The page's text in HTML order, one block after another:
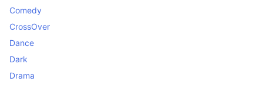
Comedy
CrossOver
Dance
Dark
Drama